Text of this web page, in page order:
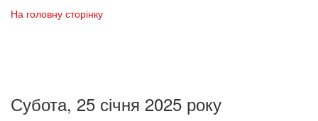
На головну сторінку
Субота, 25 січня 2025 року